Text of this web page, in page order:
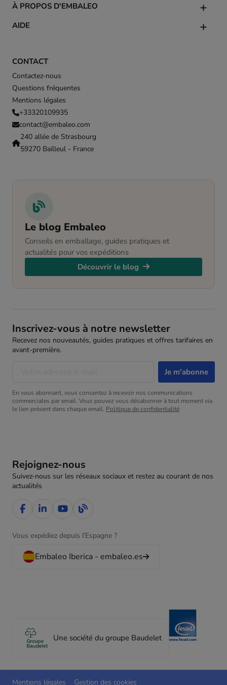
CONTACT
Contactez-nous
Questions fréquentes
Mentions légales
+33320109935
contact@embaleo.com
240 allée de Strasbourg
59270 Bailleul - France
À PROPOS D'EMBALEO
AIDE
Le blog Embaleo
Conseils en emballage, guides pratiques et
actualités pour vos expéditions
Découvrir le blog
Rejoignez-nous
Suivez-nous sur les réseaux sociaux et restez au courant de nos
actualités
Vous expédiez depuis l'Espagne ?
Embaleo Iberica - embaleo.es
Une société du groupe Baudelet
Inscrivez-vous à notre newsletter
Recevez nos nouveautés, guides pratiques et offres tarifaires en
avant-première.
En vous abonnant, vous consentez à recevoir nos communications
commerciales par email. Vous pouvez vous désabonner à tout moment via
le lien présent dans chaque email. Politique de confidentialité
Mentions légales Gestion des cookies